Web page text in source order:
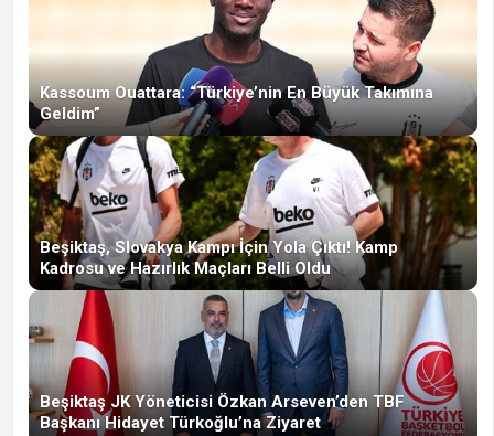
Kassoum Ouattara: “Türkiye’nin En Büyük Takımına
Geldim”
Beşiktaş, Slovakya Kampı İçin Yola Çıktı! Kamp
Kadrosu ve Hazırlık Maçları Belli Oldu
Beşiktaş JK Yöneticisi Özkan Arseven’den TBF
Başkanı Hidayet Türkoğlu’na Ziyaret